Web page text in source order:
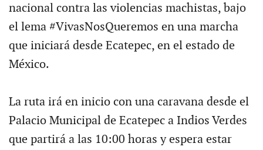
nacional contra las violencias machistas, bajo
el lema #VivasNosQueremos en una marcha
que iniciará desde Ecatepec, en el estado de
México.
La ruta irá en inicio con una caravana desde el
Palacio Municipal de Ecatepec a Indios Verdes
que partirá a las 10:00 horas y espera estar